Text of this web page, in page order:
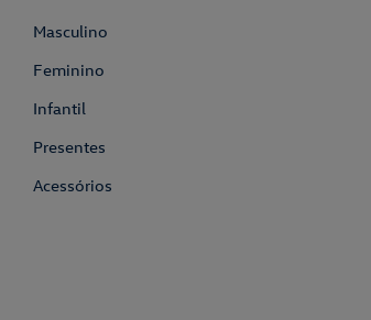
Masculino
Feminino
Infantil
Presentes
Acessórios